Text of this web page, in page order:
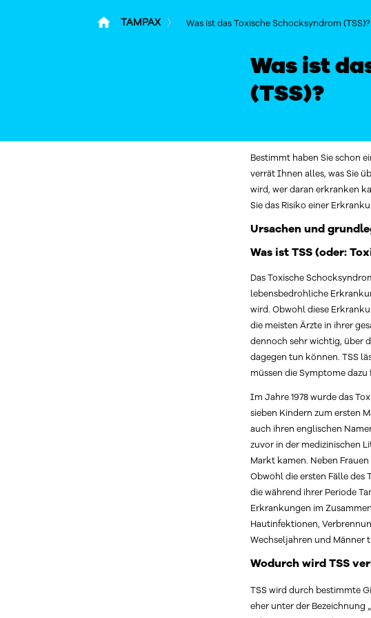
TAMPAX Was ist das Toxische Schocksyndrom (TSS)?
Was ist
(TSS)?
Bestimmt haben Sie schon
verrät Ihnen alles, was Sie
wird, wer daran erkranken
Sie das Risiko einer
Ursachen und
Was ist TSS (oder:
Das Toxische
lebensbedrohliche
wird. Obwohl diese
die meisten Ärzte in ihrer
dennoch sehr wichtig, über
dagegen tun können. TSS
müssen die Symptome
Im Jahre 1978 wurde das
sieben Kindern zum ersten
auch ihren englischen
zuvor in der medizinischen
Markt kamen. Neben
Obwohl die ersten Fälle des
die während ihrer Periode
Erkrankungen im
Hautinfektionen,
Wechseljahren und Männer
Wodurch wird TSS
TSS wird durch bestimmte
eher unter der Bezeichnung